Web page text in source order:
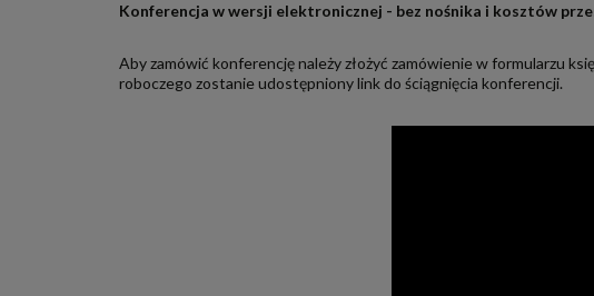
Konferencja w wersji elektronicznej - bez nośnika i kosztów
Aby zamówić konferencję należy złożyć zamówienie w formularzu
roboczego zostanie udostępniony link do ściągnięcia konferencji.